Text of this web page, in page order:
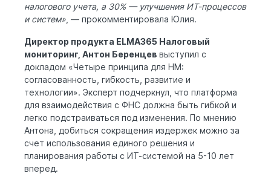
налогового учета, а 30% — улучшения ИТ-процессов
и систем», — прокомментировала Юлия.
Директор продукта ELMA365 Налоговый
мониторинг, Антон Беренцев выступил с
докладом «Четыре принципа для НМ:
согласованность, гибкость, развитие и
технологии». Эксперт подчеркнул, что платформа
для взаимодействия с ФНС должна быть гибкой и
легко подстраиваться под изменения. По мнению
Антона, добиться сокращения издержек можно за
счет использования единого решения и
планирования работы с ИТ-системой на 5-10 лет
вперед.